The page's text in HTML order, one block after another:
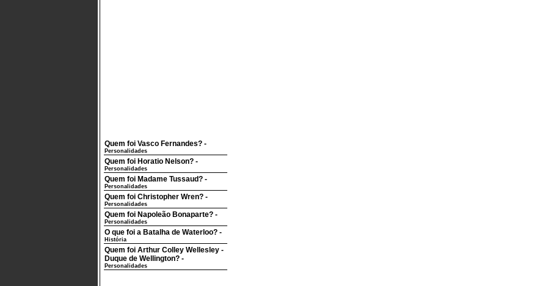
Quem foi Vasco Fernandes? -
Personalidades
Quem foi Horatio Nelson? -
Personalidades
Quem foi Madame Tussaud? -
Personalidades
Quem foi Christopher Wren? -
Personalidades
Quem foi Napoleão Bonaparte? -
Personalidades
O que foi a Batalha de Waterloo? -
História
Quem foi Arthur Colley Wellesley -
Duque de Wellington? -
Personalidades